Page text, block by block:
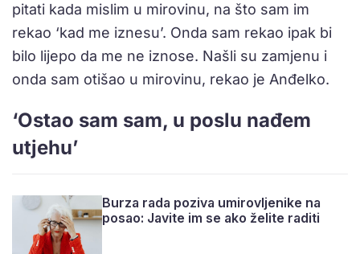
pitati kada mislim u mirovinu, na što sam im
rekao ‘kad me iznesu’. Onda sam rekao ipak bi
bilo lijepo da me ne iznose. Našli su zamjenu i
onda sam otišao u mirovinu, rekao je Anđelko.
‘Ostao sam sam, u poslu nađem
utjehu’
Burza rada poziva umirovljenike na
posao: Javite im se ako želite raditi